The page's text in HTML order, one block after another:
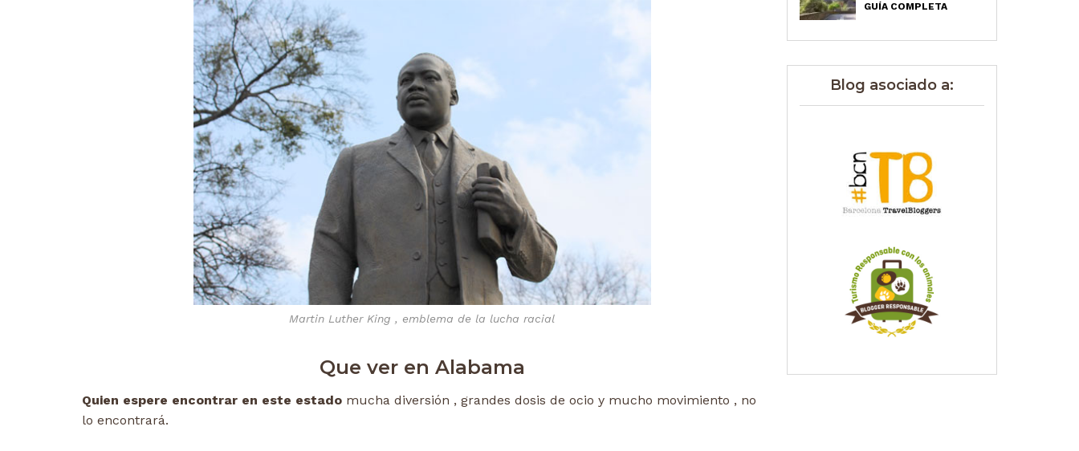
Martin Luther King , emblema de la lucha racial
Que ver en Alabama
Quien espere encontrar en este estado mucha diversión , grandes dosis de ocio y mucho movimiento , no
lo encontrará.
GUÍA COMPLETA
Blog asociado a: